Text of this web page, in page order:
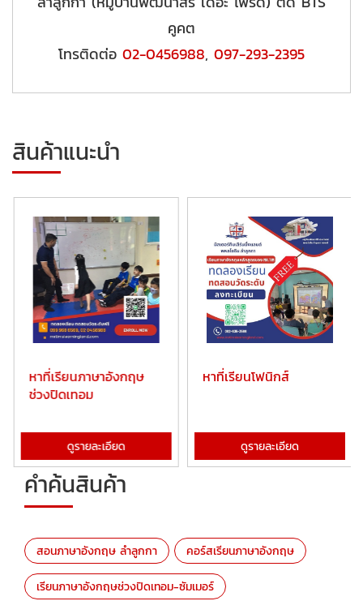
คูคต
โทรติดต่อ 02-0456988, 097-293-2395
สินค้าแนะนำ
หาที่เรียนภาษาอังกฤษ
ช่วงปิดเทอม
ดูรายละเอียด
หาที่เรียนโฟนิกส์
ดูรายละเอียด
คำค้นสินค้า
สอนภาษาอังกฤษ ลำลูกกา คอร์สเรียนภาษาอังกฤษ
เรียนภาษาอังกฤษช่วงปิดเทอม-ซัมเมอร์